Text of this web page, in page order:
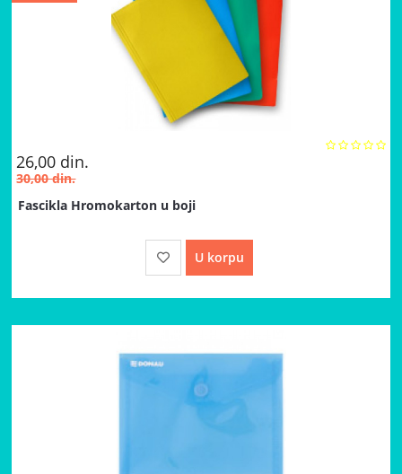
26,00 din.
30,00din.
Fascikla Hromokarton u boji
U korpu